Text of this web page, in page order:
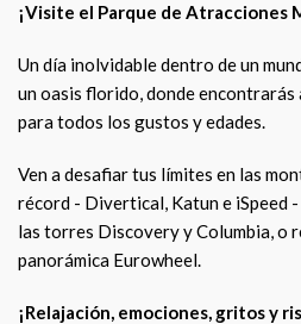
¡Visite el Parque de Atracciones
Un día inolvidable dentro de un
un oasis florido, donde
para todos los gustos y edades.
Ven a desafiar tus límites en las
récord - Divertical, Katun e iSpeed
las torres Discovery y Columbia, o
panorámica Eurowheel.
¡Relajación, emociones, gritos y